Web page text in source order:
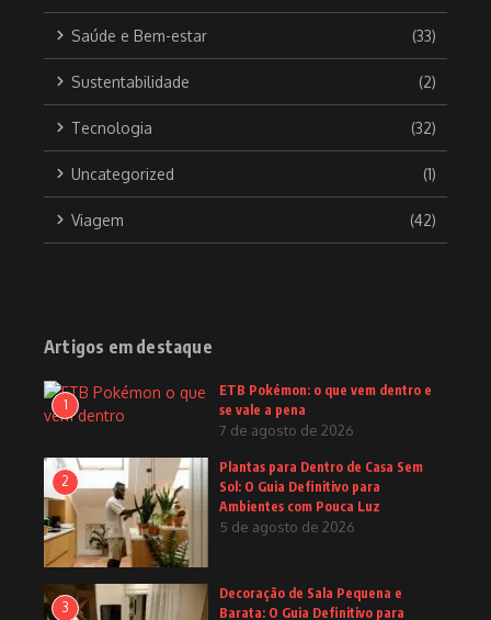
Saúde e Bem-estar (33)
Sustentabilidade (2)
Tecnologia (32)
Uncategorized (1)
Viagem (42)
Artigos em destaque
1
ETB Pokémon: o que vem dentro e
se vale a pena
7 de agosto de 2026
2
Plantas para Dentro de Casa Sem
Sol: O Guia Definitivo para
Ambientes com Pouca Luz
5 de agosto de 2026
3
Decoração de Sala Pequena e
Barata: O Guia Definitivo para